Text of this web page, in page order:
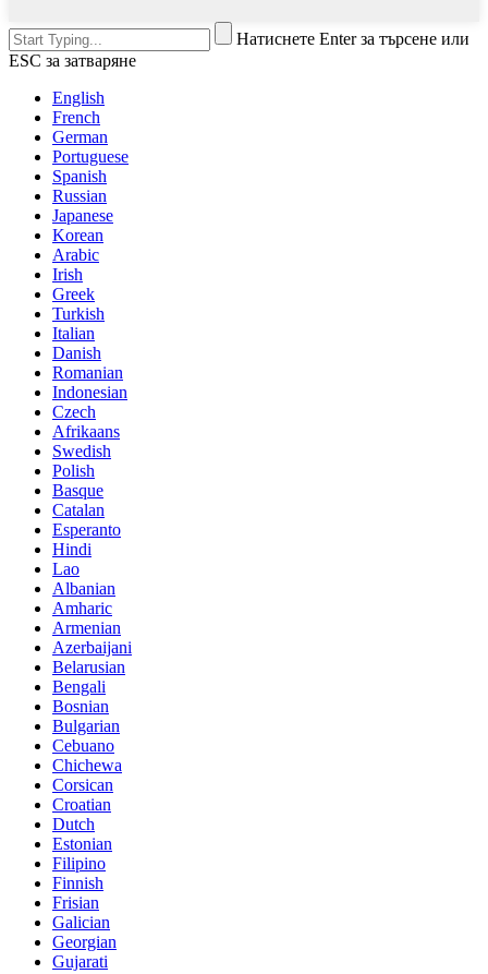
Натиснете Enter за търсене или
ESC за затваряне
English
French
German
Portuguese
Spanish
Russian
Japanese
Korean
Arabic
Irish
Greek
Turkish
Italian
Danish
Romanian
Indonesian
Czech
Afrikaans
Swedish
Polish
Basque
Catalan
Esperanto
Hindi
Lao
Albanian
Amharic
Armenian
Azerbaijani
Belarusian
Bengali
Bosnian
Bulgarian
Cebuano
Chichewa
Corsican
Croatian
Dutch
Estonian
Filipino
Finnish
Frisian
Galician
Georgian
Gujarati